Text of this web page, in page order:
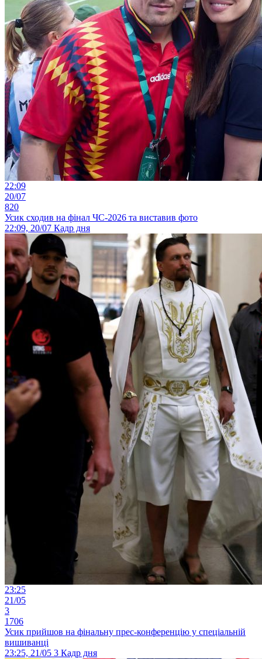
22:09
20/07
820
Усик сходив на фінал ЧС-2026 та виставив фото
22:09, 20/07 Кадр дня
23:25
21/05
3
1706
Усик прийшов на фінальну прес-конференцію у спеціальній
вишиванці
23:25, 21/05 3 Кадр дня